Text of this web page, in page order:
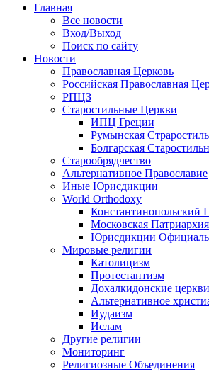
Главная
Все новости
Вход/Выход
Поиск по сайту
Новости
Православная Церковь
Российская Православная
РПЦЗ
Старостильные Церкви
ИПЦ Греции
Румынская
Болгарская
Старообрядчество
Альтернативное Православие
Иные Юрисдикции
World Orthodoxy
Константинопольский
Московская Патриархия
Юрисдикции
Мировые религии
Католицизм
Протестантизм
Дохалкидонские церкви
Альтернативное
Иудаизм
Ислам
Другие религии
Мониторинг
Религиозные Объединения